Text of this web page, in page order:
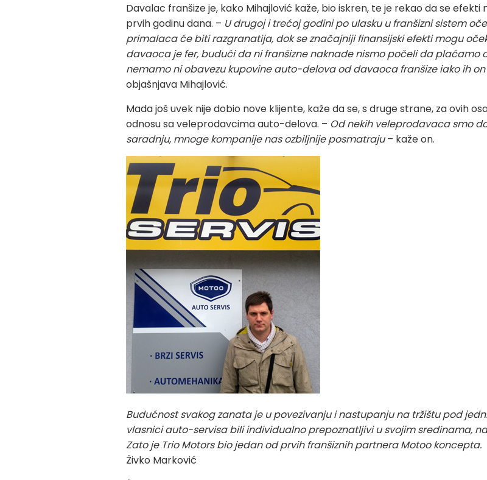
Davalac franšize je, kako Mihajlović kaže, bio iskren, te je rekao da se
prvih godinu dana. – U drugoj i trećoj godini po ulasku u franšizni sistem
primalaca će biti razgranatija, dok se značajniji finansijski efekti mogu
davaoca je fer, budući da ni franšizne naknade nismo počeli da plaćamo
nemamo ni obavezu kupovine auto-delova od davaoca franšize iako ih
objašnjava Mihajlović.
Mada još uvek nije dobio nove klijente, kaže da se, s druge strane, za ovih
odnosu sa veleprodavcima auto-delova. – Od nekih veleprodavaca smo
saradnju, mnoge kompanije nas ozbiljnije posmatraju– kaže on.
Budućnost svakog zanata je u povezivanju i nastupanju na tržištu pod
vlasnici auto-servisa bili individualno prepoznatljivi u svojim sredinama,
Zato je Trio Motors bio jedan od prvih franšiznih partnera Motoo koncepta.
Živko Marković